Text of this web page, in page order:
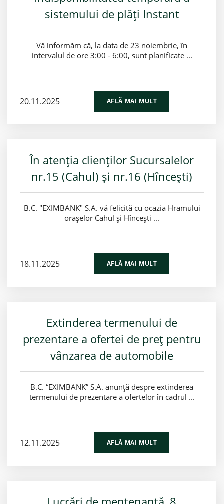
sistemului de plăți Instant
Vă informăm că, la data de 23 noiembrie, în
intervalul de ore 3:00 - 6:00, sunt planificate ...
20.11.2025 AFLĂ MAI MULT
În atenția clienților Sucursalelor
nr.15 (Cahul) și nr.16 (Hîncești)
B.C. "EXIMBANK" S.A. vă felicită cu ocazia Hramului
orașelor Cahul și Hîncești ...
18.11.2025 AFLĂ MAI MULT
Extinderea termenului de
prezentare a ofertei de preț pentru
vânzarea de automobile
B.C. “EXIMBANK” S.A. anunță despre extinderea
termenului de prezentare a ofertelor în cadrul ...
12.11.2025 AFLĂ MAI MULT